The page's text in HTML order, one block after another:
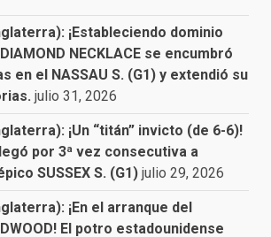
¡Estableciendo dominio
NECKLACE se encumbró
en el NASSAU S. (G1) y extendió su
julio 31, 2026
¡Un “titán” invicto (de 6-6)!
por 3ª vez consecutiva a
SUSSEX S. (G1) julio 29, 2026
¡En el arranque del
El potro estadounidense